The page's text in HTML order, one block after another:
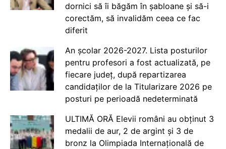
dornici să îi băgăm în șabloane și să-i
corectăm, să invalidăm ceea ce fac
diferit
An școlar 2026-2027. Lista posturilor
pentru profesori a fost actualizată, pe
fiecare județ, după repartizarea
candidaților de la Titularizare 2026 pe
posturi pe perioadă nedeterminată
ULTIMĂ ORĂ Elevii români au obținut 3
medalii de aur, 2 de argint și 3 de
bronz la Olimpiada Internațională de